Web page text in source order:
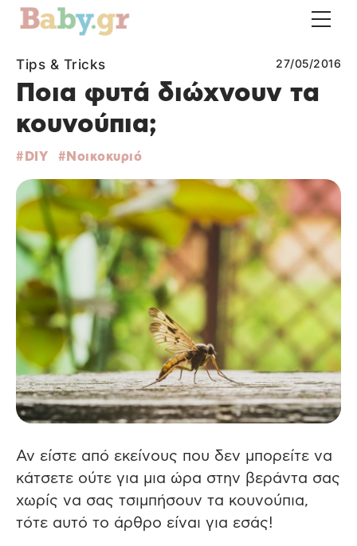
Tips & Tricks 27/05/2016
Ποια φυτά διώχνουν τα
κουνούπια;
DIY Νοικοκυριό
Αν είστε από εκείνους που δεν μπορείτε να
κάτσετε ούτε για μια ώρα στην βεράντα σας
χωρίς να σας τσιμπήσουν τα κουνούπια,
τότε αυτό το άρθρο είναι για εσάς!